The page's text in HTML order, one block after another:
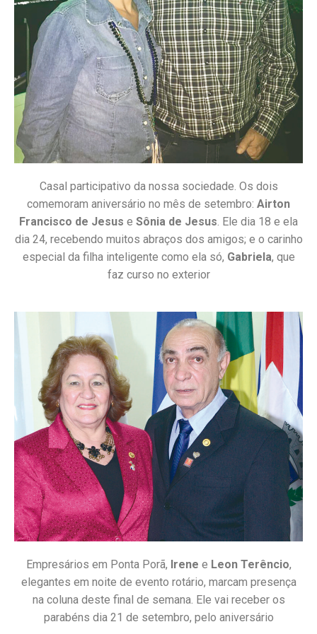
Casal participativo da nossa sociedade. Os dois
comemoram aniversário no mês de setembro: Airton
Francisco de Jesus e Sônia de Jesus. Ele dia 18 e ela
dia 24, recebendo muitos abraços dos amigos; e o carinho
especial da filha inteligente como ela só, Gabriela, que
faz curso no exterior
Empresários em Ponta Porã, Irene e Leon Terêncio,
elegantes em noite de evento rotário, marcam presença
na coluna deste final de semana. Ele vai receber os
parabéns dia 21 de setembro, pelo aniversário